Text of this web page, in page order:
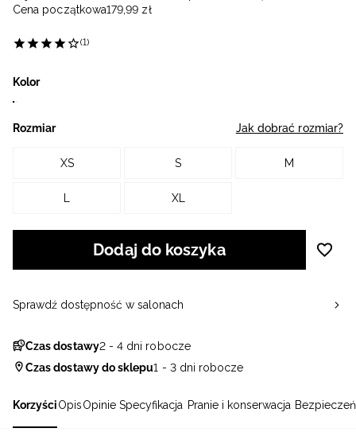
KorzyściOpisOpinie Specyfikacja Pranie i konserwacja
Cena początkowa179,99 zł
(1)
Kolor
Rozmiar Jak dobrać rozmiar?
XS S M
L XL
Dodaj do koszyka
Czas dostawy2 - 4 dni robocze
Czas dostawy do sklepu1 - 3 dni robocze
Sprawdź dostępność w salonach